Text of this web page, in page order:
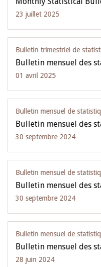
23 juillet 2025
Bulletin trimestriel de
Bulletin mensuel des
01 avril 2025
Bulletin mensuel de
Bulletin mensuel des
30 septembre 2024
Bulletin mensuel de
Bulletin mensuel des
30 septembre 2024
Bulletin mensuel de
Bulletin mensuel des
28 juin 2024